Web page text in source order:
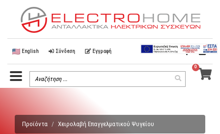
0
English Σύνδεση Εγγραφή
Search
Term
Menu
Προϊόντα Χειρολαβή Επαγγελματικού Ψυγείου